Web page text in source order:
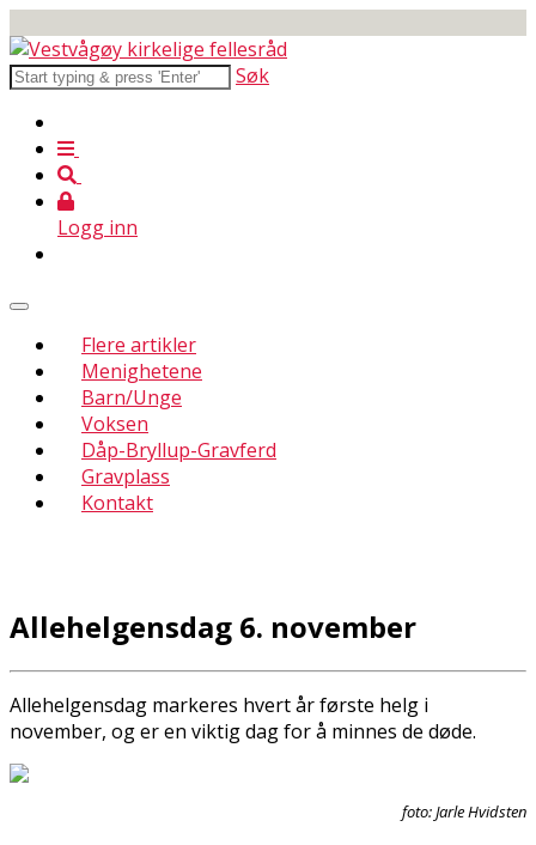
Søk
Logg inn
Flere artikler
Menighetene
Barn/Unge
Voksen
Dåp-Bryllup-Gravferd
Gravplass
Kontakt
Allehelgensdag 6. november
Allehelgensdag markeres hvert år første helg i
november, og er en viktig dag for å minnes de døde.
foto: Jarle Hvidsten